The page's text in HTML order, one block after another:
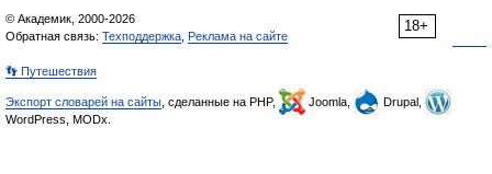
18+
© Академик, 2000-2026
Обратная связь: Техподдержка Реклама на сайте
👣 Путешествия
Экспорт словарей на сайты , сделанные на PHP, Joomla,
Drupal,
WordPress, MODx.